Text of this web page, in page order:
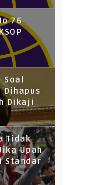
76
Soal
Dihapus
Dikaji
Tidak
Upah
Standar